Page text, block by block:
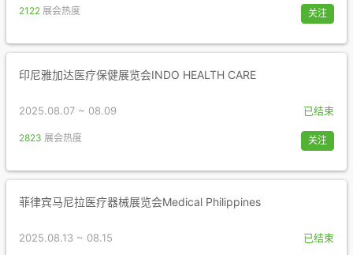
2122 展会热度 关注
印尼雅加达医疗保健展览会INDO HEALTH CARE
2025.08.07 ~ 08.09 已结束
2823 展会热度 关注
菲律宾马尼拉医疗器械展览会Medical Philippines
2025.08.13 ~ 08.15 已结束